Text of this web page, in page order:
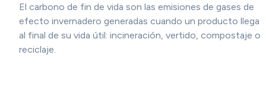
El carbono de fin de vida son las emisiones de gases de
efecto invernadero generadas cuando un producto llega
al final de su vida útil: incineración, vertido, compostaje o
reciclaje.